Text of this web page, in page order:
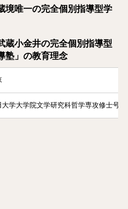
境唯一の完全個別指導型学
蔵小金井の完全個別指導型
塾」の教育理念
大学大学院文学研究科哲学専攻修士号